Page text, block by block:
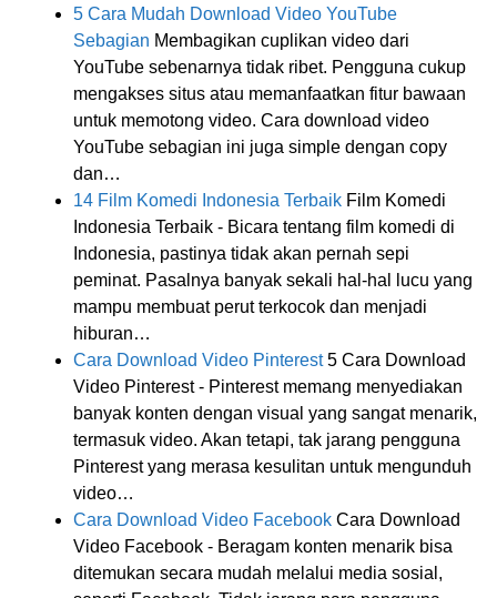
5 Cara Mudah Download Video YouTube
Sebagian Membagikan cuplikan video dari
YouTube sebenarnya tidak ribet. Pengguna cukup
mengakses situs atau memanfaatkan fitur bawaan
untuk memotong video. Cara download video
YouTube sebagian ini juga simple dengan copy
dan…
14 Film Komedi Indonesia Terbaik Film Komedi
Indonesia Terbaik - Bicara tentang film komedi di
Indonesia, pastinya tidak akan pernah sepi
peminat. Pasalnya banyak sekali hal-hal lucu yang
mampu membuat perut terkocok dan menjadi
hiburan…
Cara Download Video Pinterest5 Cara Download
Video Pinterest - Pinterest memang menyediakan
banyak konten dengan visual yang sangat menarik,
termasuk video. Akan tetapi, tak jarang pengguna
Pinterest yang merasa kesulitan untuk mengunduh
video…
Cara Download Video Facebook Cara Download
Video Facebook - Beragam konten menarik bisa
ditemukan secara mudah melalui media sosial,